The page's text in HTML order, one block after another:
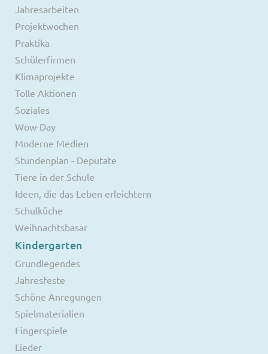
Jahresarbeiten
Projektwochen
Praktika
Schülerfirmen
Klimaprojekte
Tolle Aktionen
Soziales
Wow-Day
Moderne Medien
Stundenplan - Deputate
Tiere in der Schule
Ideen, die das Leben erleichtern
Schulküche
Weihnachtsbasar
Kindergarten
Grundlegendes
Jahresfeste
Schöne Anregungen
Spielmaterialien
Fingerspiele
Lieder